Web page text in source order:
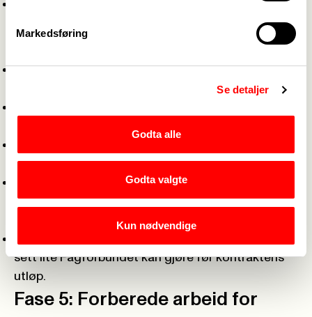
Markedsføring
Se detaljer
Godta alle
Godta valgte
Kun nødvendige
Du må å sikre at Fagforbundet har innsyn i
historikk med hensyn til økonomi og avtaler .
Forsøk å påvirke på de arenaer der du som
TV/HTV har tilgang: delta i forhandlinger, drøfting
av tilbud. Gi skriftlige presiseringer.
sett lite Fagforbundet kan gjøre før kontraktens
utløp.
Fase 5: Forberede arbeid for